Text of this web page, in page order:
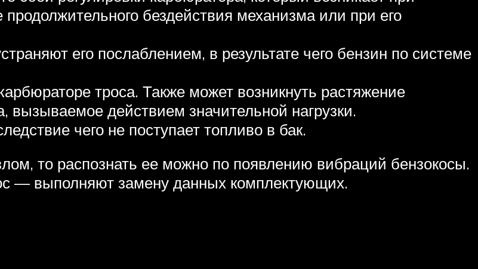
бездействия механизма или при его
его послаблением, в результате чего бензин по системе
троса. Также может возникнуть растяжение
вызываемое действием значительной нагрузки.
чего не поступает топливо в бак.
то распознать ее можно по появлению вибраций бензокосы.
— выполняют замену данных комплектующих.